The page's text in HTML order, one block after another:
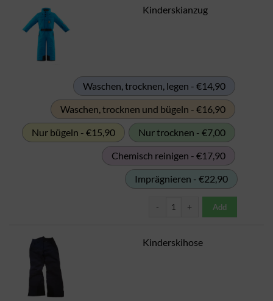
Kinderskianzug
Waschen, trocknen, legen - €14,90
Waschen, trocknen und bügeln - €16,90
Nur bügeln - €15,90
Nur trocknen - €7,00
Chemisch reinigen - €17,90
Imprägnieren - €22,90
Add
Kinderskihose